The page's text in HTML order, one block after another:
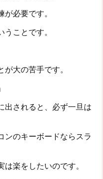
必要です。
ことです。
大の苦手です。
出されると、必ず一旦は
ンのキーボードならスラ
楽をしたいのです。